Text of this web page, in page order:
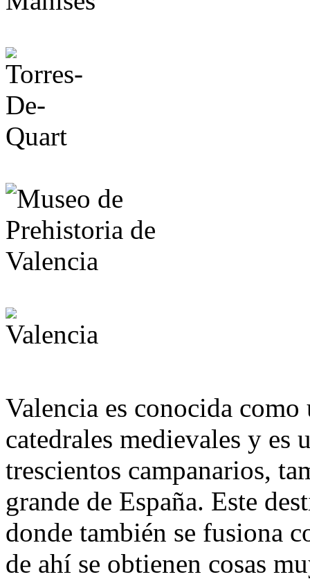
Valencia es conocida
catedrales medievales y es
trescientos campanarios,
grande de España. Este
donde también se fusiona
de ahí se obtienen cosas